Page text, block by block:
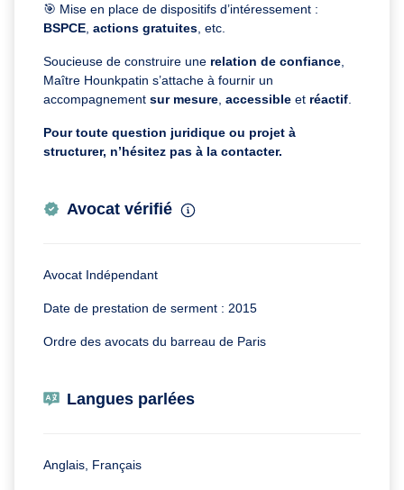
🎯 Mise en place de dispositifs d’intéressement :
BSPCE actions gratuites , etc.
Soucieuse de construire une relation de confiance
Maître Hounkpatin s’attache à fournir un
accompagnement sur mesure accessible et réactif
Pour toute question juridique ou projet à
structurer, n’hésitez pas à la contacter.
Avocat vérifié
Avocat Indépendant
Date de prestation de serment : 2015
Ordre des avocats du barreau de Paris
Langues parlées
Anglais, Français